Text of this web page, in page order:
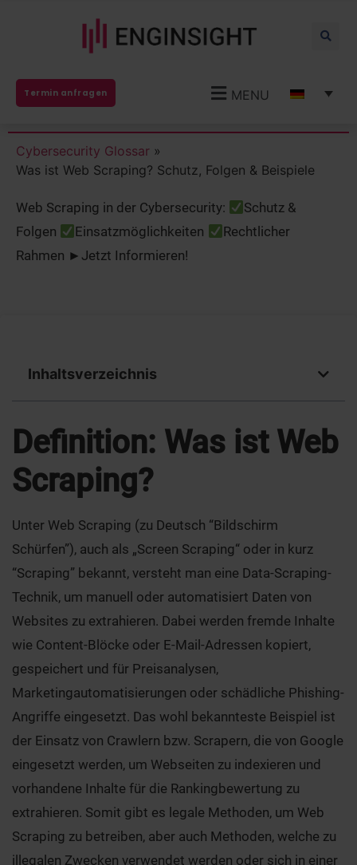
Termin anfragen MENU
Cybersecurity Glossar »
Was ist Web Scraping? Schutz, Folgen & Beispiele
Web Scraping in der Cybersecurity:
Schutz &
Folgen
Einsatzmöglichkeiten
Rechtlicher
Rahmen ►Jetzt Informieren!
Inhaltsverzeichnis
Definition: Was ist Web
Scraping?
Unter Web Scraping (zu Deutsch “Bildschirm
Schürfen”), auch als „Screen Scraping“ oder in kurz
“Scraping” bekannt, versteht man eine Data-Scraping-
Technik, um manuell oder automatisiert Daten von
Websites zu extrahieren. Dabei werden fremde Inhalte
wie Content-Blöcke oder E-Mail-Adressen kopiert,
gespeichert und für Preisanalysen,
Marketingautomatisierungen oder schädliche Phishing-
Angriffe eingesetzt. Das wohl bekannteste Beispiel ist
der Einsatz von Crawlern bzw. Scrapern, die von Google
eingesetzt werden, um Webseiten zu indexieren und
vorhandene Inhalte für die Rankingbewertung zu
extrahieren. Somit gibt es legale Methoden, um Web
Scraping zu betreiben, aber auch Methoden, welche zu
illegalen Zwecken verwendet werden oder sich in einer